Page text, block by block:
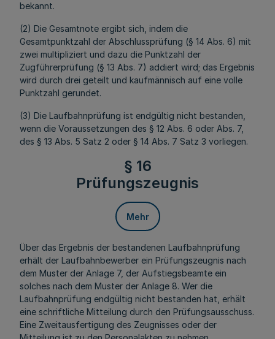
bekannt.
(2) Die Gesamtnote ergibt sich, indem die
Gesamtpunktzahl der Abschlussprüfung (§ 14 Abs. 6) mit
zwei multipliziert und dazu die Punktzahl der
Zugführerprüfung (§ 13 Abs. 7) addiert wird; das Ergebnis
wird durch drei geteilt und kaufmännisch auf eine volle
Punktzahl gerundet.
(3) Die Laufbahnprüfung ist endgültig nicht bestanden,
wenn die Voraussetzungen des § 12 Abs. 6 oder Abs. 7,
des § 13 Abs. 5 Satz 2 oder § 14 Abs. 7 Satz 3 vorliegen.
§ 16
Prüfungszeugnis
Mehr
Über das Ergebnis der bestandenen Laufbahnprüfung
erhält der Laufbahnbewerber ein Prüfungszeugnis nach
dem Muster der Anlage 7, der Aufstiegsbeamte ein
solches nach dem Muster der Anlage 8. Wer die
Laufbahnprüfung endgültig nicht bestanden hat, erhält
eine schriftliche Mitteilung durch den Prüfungsausschuss.
Eine Zweitausfertigung des Zeugnisses oder der